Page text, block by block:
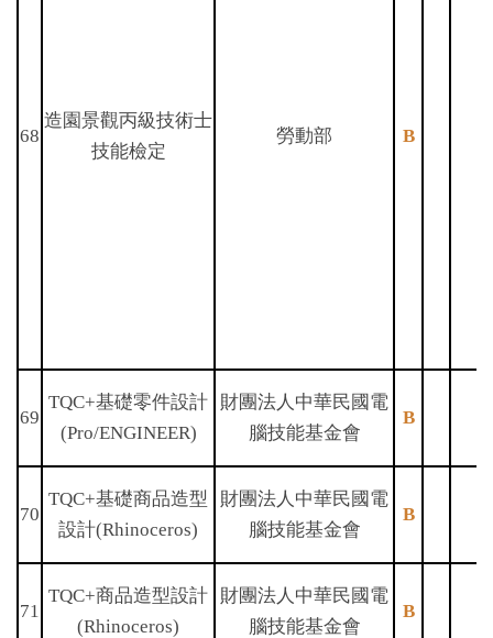
68
造園景觀丙級技術士
技能檢定
勞動部 B
69
TQC+基礎零件設計
(Pro/ENGINEER)
財團法人中華民國電
腦技能基金會
B
70
TQC+基礎商品造型
設計(Rhinoceros)
財團法人中華民國電
腦技能基金會
B
71
TQC+商品造型設計
(Rhinoceros)
財團法人中華民國電
腦技能基金會
B